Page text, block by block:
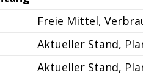
Freie Mittel,
Aktueller Stand,
Aktueller Stand,